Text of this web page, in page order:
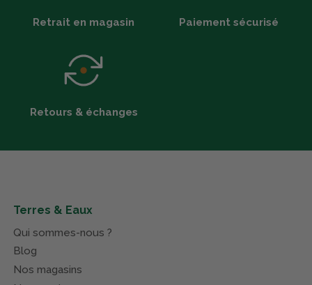
Retrait en magasin Paiement sécurisé
Retours & échanges
Terres & Eaux
Qui sommes-nous ?
Blog
Nos magasins